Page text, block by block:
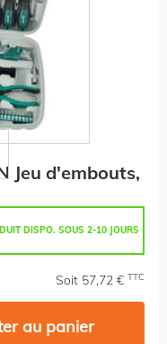
Jeu d'embouts,
DISPO. SOUS 2-10 JOURS
Soit 57,72 € TTC
au panier